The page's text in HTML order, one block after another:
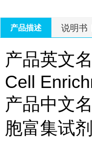
产品描述 说明书
产品英文
Cell
产品中文
胞富集试